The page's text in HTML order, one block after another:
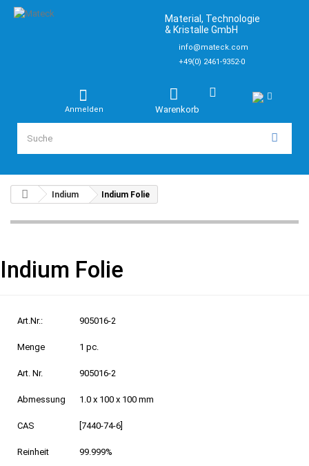
Material, Technologie
& Kristalle GmbH
info@mateck.com
+49(0) 2461-9352-0
Warenkorb
Anmelden
Indium Indium Folie
Indium Folie
Art.Nr.: 905016-2
Menge 1 pc.
Art. Nr. 905016-2
Abmessung 1.0 x 100 x 100 mm
CAS [7440-74-6]
Reinheit
99.999%